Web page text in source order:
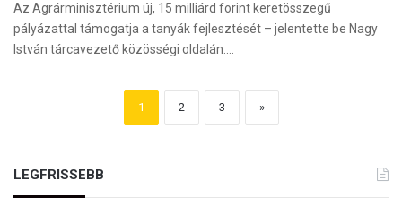
Az Agrárminisztérium új, 15 milliárd forint keretösszegű
pályázattal támogatja a tanyák fejlesztését – jelentette be Nagy
István tárcavezető közösségi oldalán.…
1 2 3 »
LEGFRISSEBB